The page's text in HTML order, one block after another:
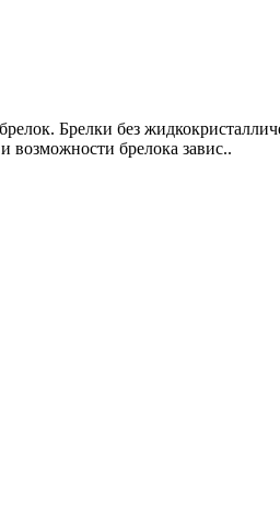
Брелки без
возможности брелока завис..